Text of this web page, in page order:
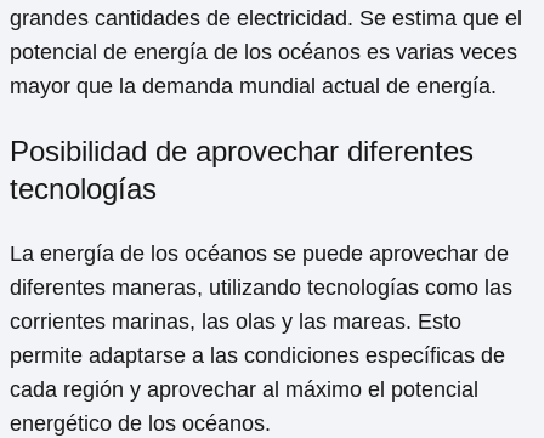
grandes cantidades de electricidad. Se estima que el
potencial de energía de los océanos es varias veces
mayor que la demanda mundial actual de energía.
Posibilidad de aprovechar diferentes
tecnologías
La energía de los océanos se puede aprovechar de
diferentes maneras, utilizando tecnologías como las
corrientes marinas, las olas y las mareas. Esto
permite adaptarse a las condiciones específicas de
cada región y aprovechar al máximo el potencial
energético de los océanos.